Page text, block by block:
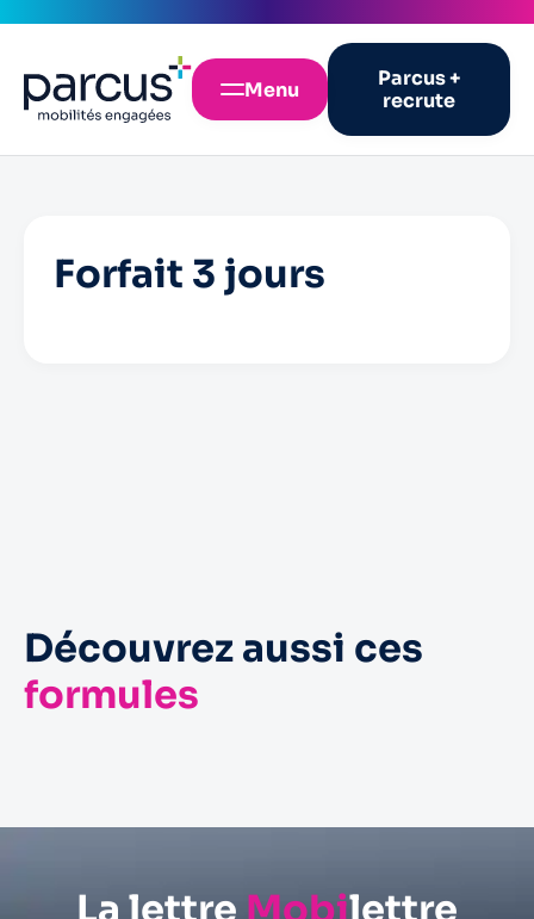
Menu
Parcus +
recrute
Forfait 3 jours
Découvrez aussi ces
formules
Forfait 5 jours
La lettre Mobilettre